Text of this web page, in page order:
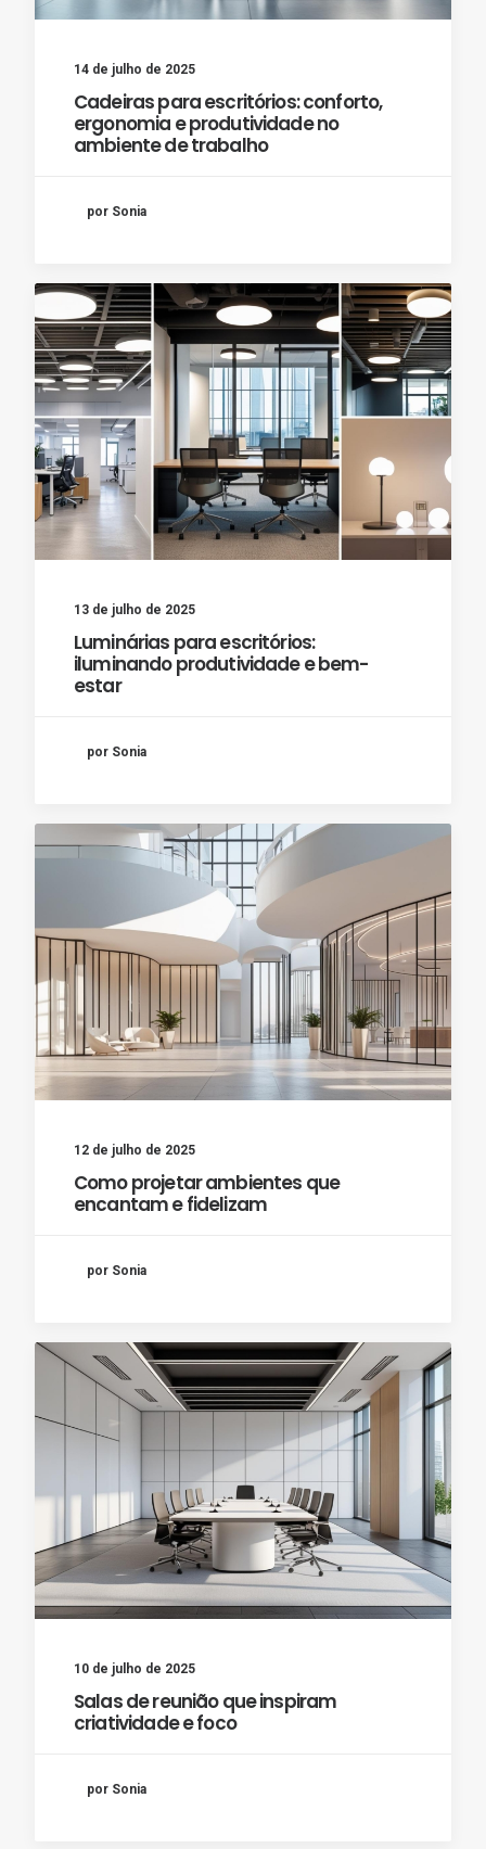
14 de julho de 2025
Cadeiras para escritórios: conforto,
ergonomia e produtividade no
ambiente de trabalho
por Sonia
13 de julho de 2025
Luminárias para escritórios:
iluminando produtividade e bem-
estar
por Sonia
12 de julho de 2025
Como projetar ambientes que
encantam e fidelizam
por Sonia
10 de julho de 2025
Salas de reunião que inspiram
criatividade e foco
por Sonia